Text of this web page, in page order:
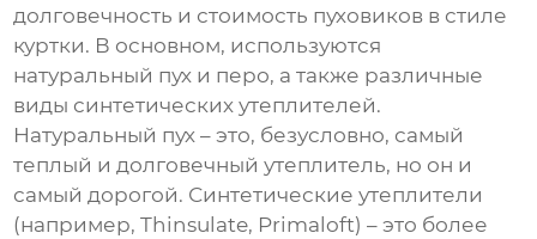
долговечность и стоимость пуховиков в стиле
куртки. В основном, используются
натуральный пух и перо, а также различные
виды синтетических утеплителей.
Натуральный пух – это, безусловно, самый
теплый и долговечный утеплитель, но он и
самый дорогой. Синтетические утеплители
(например, Thinsulate, Primaloft) – это более